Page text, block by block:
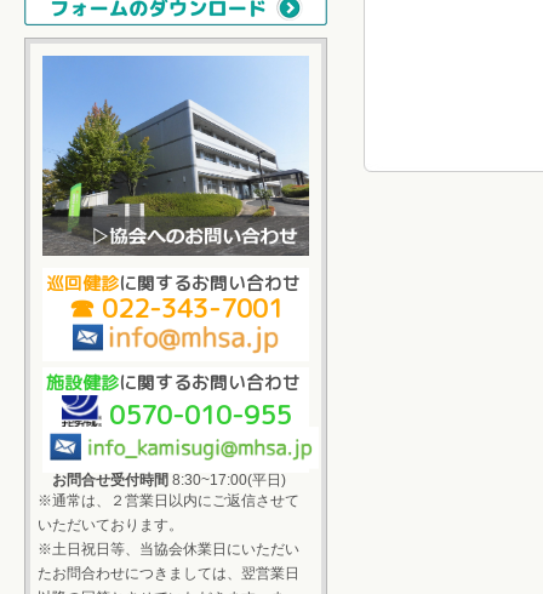
巡回健診に関するお問い合わせ
☎ 022-343-7001
施設健診に関するお問い合わせ
0570-010-955
お問合せ受付時間 8:30~17:00(平日)
※通常は、２営業日以内にご返信させて
いただいております。
※土日祝日等、当協会休業日にいただい
たお問合わせにつきましては、翌営業日